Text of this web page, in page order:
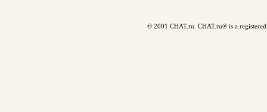
© 2001 CHAT.ru. CHAT.ru® is a